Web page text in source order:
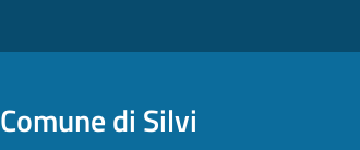
Comune di Silvi